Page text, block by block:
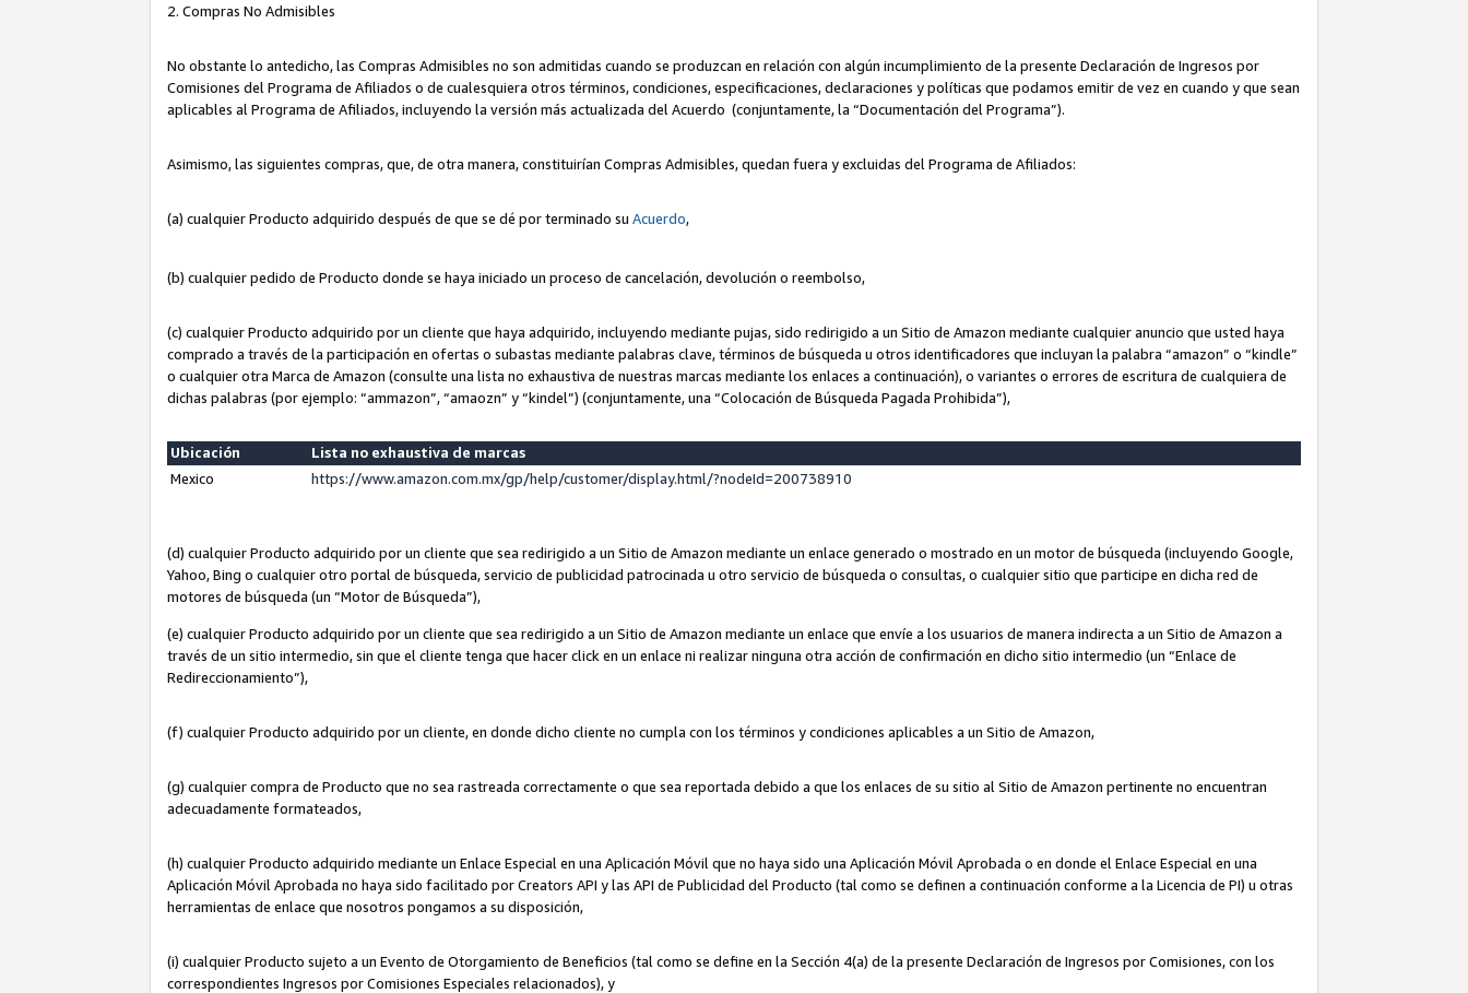
2. Compras No Admisibles
No obstante lo antedicho, las Compras Admisibles no son admitidas cuando se produzcan en relación con algún incumplimiento de la presente Declaración de Ingresos por
Comisiones del Programa de Afiliados o de cualesquiera otros términos, condiciones, especificaciones, declaraciones y políticas que podamos emitir de vez en cuando y que sean
aplicables al Programa de Afiliados, incluyendo la versión más actualizada del Acuerdo (conjuntamente, la “Documentación del Programa”).
Asimismo, las siguientes compras, que, de otra manera, constituirían Compras Admisibles, quedan fuera y excluidas del Programa de Afiliados:
(a) cualquier Producto adquirido después de que se dé por terminado su Acuerdo,
(b) cualquier pedido de Producto donde se haya iniciado un proceso de cancelación, devolución o reembolso,
(c) cualquier Producto adquirido por un cliente que haya adquirido, incluyendo mediante pujas, sido redirigido a un Sitio de Amazon mediante cualquier anuncio que usted haya
comprado a través de la participación en ofertas o subastas mediante palabras clave, términos de búsqueda u otros identificadores que incluyan la palabra “amazon” o “kindle”
o cualquier otra Marca de Amazon (consulte una lista no exhaustiva de nuestras marcas mediante los enlaces a continuación), o variantes o errores de escritura de cualquiera de
dichas palabras (por ejemplo: “ammazon”, “amaozn” y “kindel”) (conjuntamente, una “Colocación de Búsqueda Pagada Prohibida”),
Ubicación
Lista no exhaustiva de marcas
Mexico
https://www.amazon.com.mx/gp/help/customer/display.html/?nodeId=200738910
(d) cualquier Producto adquirido por un cliente que sea redirigido a un Sitio de Amazon mediante un enlace generado o mostrado en un motor de búsqueda (incluyendo Google,
Yahoo, Bing o cualquier otro portal de búsqueda, servicio de publicidad patrocinada u otro servicio de búsqueda o consultas, o cualquier sitio que participe en dicha red de
motores de búsqueda (un “Motor de Búsqueda”),
(e) cualquier Producto adquirido por un cliente que sea redirigido a un Sitio de Amazon mediante un enlace que envíe a los usuarios de manera indirecta a un Sitio de Amazon a
través de un sitio intermedio, sin que el cliente tenga que hacer click en un enlace ni realizar ninguna otra acción de confirmación en dicho sitio intermedio (un “Enlace de
Redireccionamiento”),
(f) cualquier Producto adquirido por un cliente, en donde dicho cliente no cumpla con los términos y condiciones aplicables a un Sitio de Amazon,
(g) cualquier compra de Producto que no sea rastreada correctamente o que sea reportada debido a que los enlaces de su sitio al Sitio de Amazon pertinente no encuentran
adecuadamente formateados,
(h) cualquier Producto adquirido mediante un Enlace Especial en una Aplicación Móvil que no haya sido una Aplicación Móvil Aprobada o en donde el Enlace Especial en una
Aplicación Móvil Aprobada no haya sido facilitado por Creators API y las API de Publicidad del Producto (tal como se definen a continuación conforme a la Licencia de PI) u otras
herramientas de enlace que nosotros pongamos a su disposición,
(i) cualquier Producto sujeto a un Evento de Otorgamiento de Beneficios (tal como se define en la Sección 4(a) de la presente Declaración de Ingresos por Comisiones, con los
correspondientes Ingresos por Comisiones Especiales relacionados), y